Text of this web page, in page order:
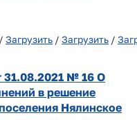
/ Загрузить / Загрузить /
31.08.2021 № 16 О
в решение
Нялинское